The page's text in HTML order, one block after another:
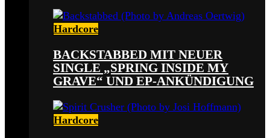
Hardcore
BACKSTABBED MIT NEUER
SINGLE „SPRING INSIDE MY
GRAVE“ UND EP-ANKÜNDIGUNG
Hardcore